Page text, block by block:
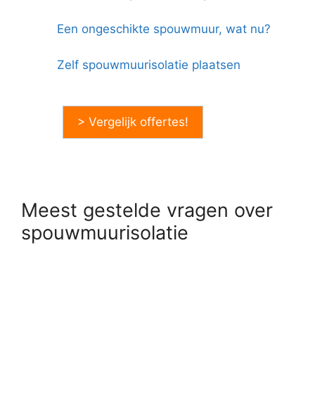
Een ongeschikte spouwmuur, wat nu?
Zelf spouwmuurisolatie plaatsen
> Vergelijk offertes!
Meest gestelde vragen over
spouwmuurisolatie